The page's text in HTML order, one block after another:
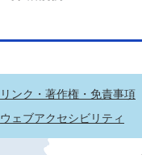
リンク・著作権・免責事項
ウェブアクセシビリティ